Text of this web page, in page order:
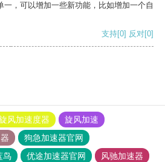
一，可以增加一些新功能，比如增加一个自
支持[0] 反对[0]
风加速度器
旋风加速
狗急加速器官网
鸟 优途加速器官网
风驰加速器